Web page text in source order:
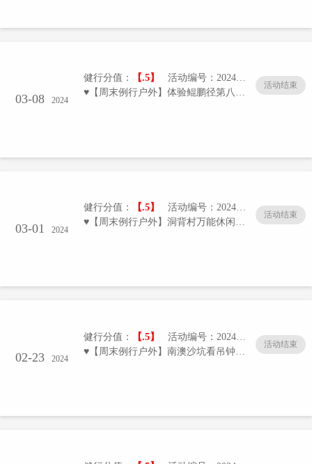
03-08 2024
健行分值： 【.5】
活动编号：20240308-01/005
♥【周末例行户外】体验鲲鹏径第八段——梅银穿越（天气原因改为洞背半山带绿道折返）
活动结束
03-01 2024
健行分值： 【.5】
活动编号：20240301-01/005
♥【周末例行户外】洞背村万能休闲基地机动（2402）
活动结束
02-23 2024
健行分值： 【.5】
活动编号：20240223-01/005
♥【周末例行户外】南澳沙坑看吊钟花＆美食休闲活动
活动结束